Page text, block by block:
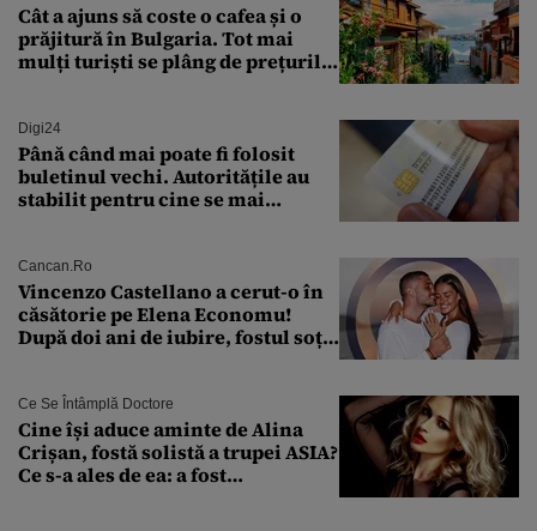
Cât a ajuns să coste o cafea și o
prăjitură în Bulgaria. Tot mai
mulți turiști se plâng de prețurile
Digi24
Până când mai poate fi folosit
buletinul vechi. Autoritățile au
stabilit pentru cine se mai
Cancan.ro
Vincenzo Castellano a cerut-o în
căsătorie pe Elena Economu!
După doi ani de iubire, fostul soț
Ce Se Întâmplă Doctore
Cine își aduce aminte de Alina
Crișan, fostă solistă a trupei ASIA?
Ce s-a ales de ea: a fost